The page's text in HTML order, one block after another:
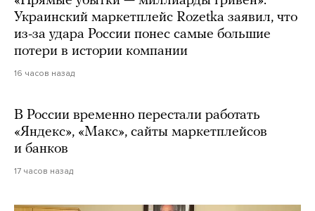
Украинский маркетплейс Rozetka заявил, что
из-за удара России понес самые большие
потери в истории компании
16 часов назад
В России временно перестали работать
«Яндекс», «Макс», сайты маркетплейсов
и банков
17 часов назад